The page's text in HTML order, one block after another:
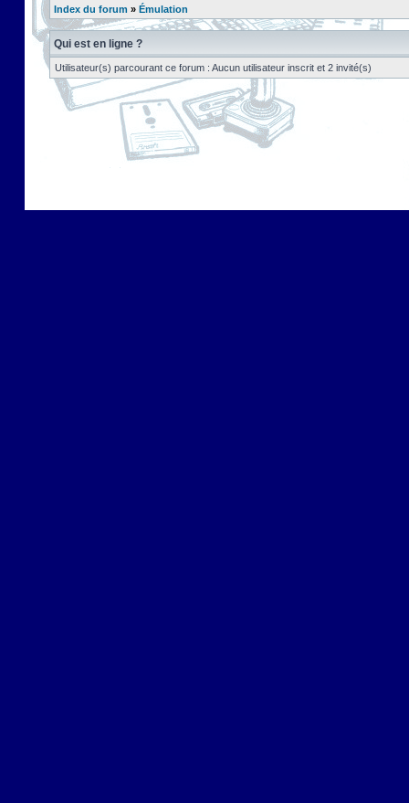
Index du forum » Émulation
Qui est en ligne ?
Utilisateur(s) parcourant ce forum : Aucun utilisateur inscrit et 2 invité(s)